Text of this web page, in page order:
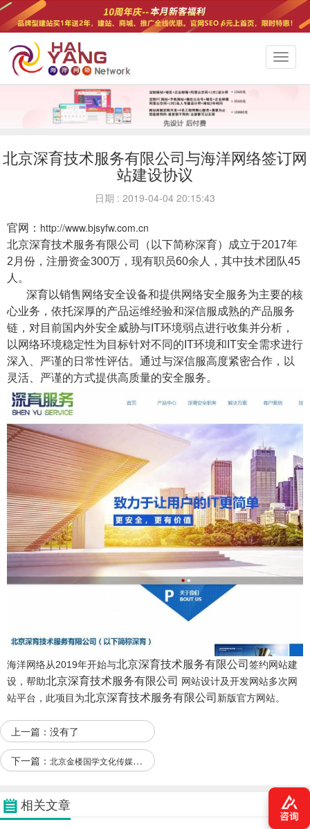
切
换
导
北京深育技术服务有限公司与海洋网络签订网
站建设协议
日期 : 2019-04-04 20:15:43
官网： http://www.bjsyfw.com.cn
北京深育技术服务有限公司（以下简称深育）成立于2017年
2月份，注册资金300万，现有职员60余人，其中技术团队45
人。
深育以销售网络安全设备和提供网络安全服务为主要的核
心业务，依托深厚的产品运维经验和深信服成熟的产品服务
链，对目前国内外安全威胁与IT环境弱点进行收集并分析，
以网络环境稳定性为目标针对不同的IT环境和IT安全需求进行
深入、严谨的日常性评估。通过与深信服高度紧密合作，以
灵活、严谨的方式提供高质量的安全服务。
海洋网络从2019年开始与北京深育技术服务有限公司 签约网站建
设 ，帮助北京深育技术服务有限公司 网站设计及开发网站多次网
站平台，此项目为北京深育技术服务有限公司 新版官方网站。
上一篇：没有了
下一篇： 北京金楼国学文化传媒有限公司与我司签订网站建设协议
相关文章